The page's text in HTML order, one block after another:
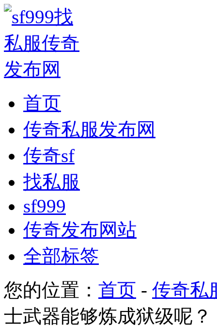
首页
传奇私服发布网
传奇sf
找私服
sf999
传奇发布网站
全部标签
您的位置： 首页 - 传奇私
士武器能够炼成狱级呢？